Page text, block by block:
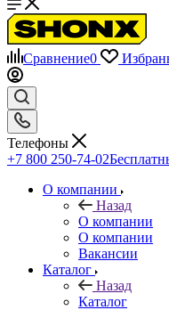
Сравнение0
Телефоны
+7 800 250-74-02
О компании
Назад
О компании
О компании
Вакансии
Каталог
Назад
Каталог